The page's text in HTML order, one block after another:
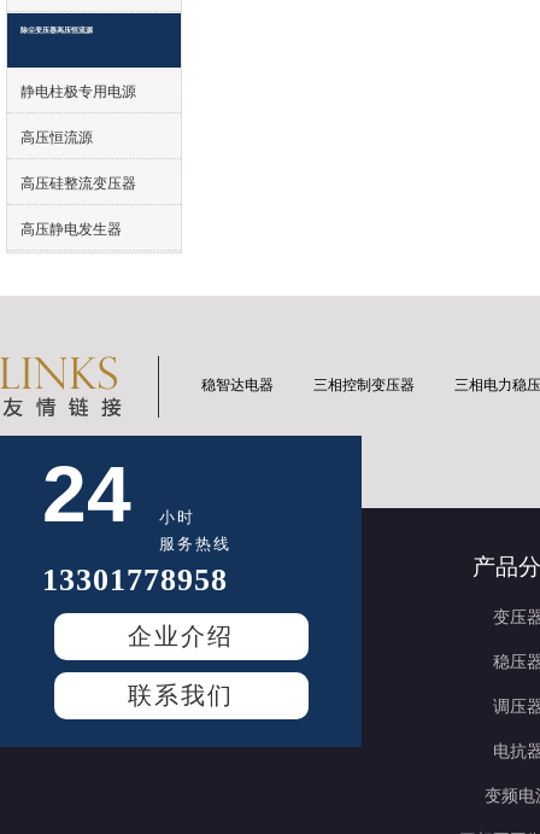
除尘变压器高压恒流源
静电柱极专用电源
高压恒流源
高压硅整流变压器
高压静电发生器
稳智达电器 三相控制变压器 三相电力稳
24
小时
服务热线
13301778958
企业介绍
联系我们
产品
变压
稳压
调压
电抗
变频电